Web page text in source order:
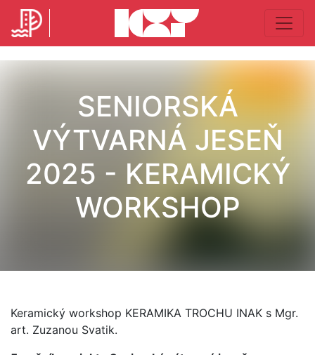
SENIORSKÁ
VÝTVARNÁ JESEŇ
2025 - KERAMICKÝ
WORKSHOP
Keramický workshop KERAMIKA TROCHU INAK s Mgr.
art. Zuzanou Svatik.